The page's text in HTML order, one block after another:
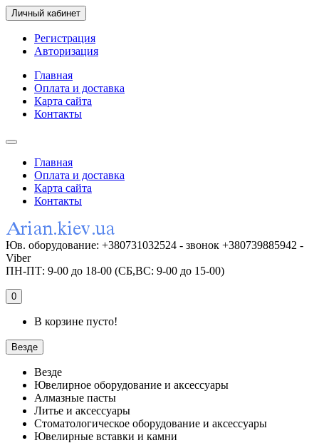
Личный кабинет
Регистрация
Авторизация
Главная
Оплата и доставка
Карта сайта
Контакты
Главная
Оплата и доставка
Карта сайта
Контакты
Юв. оборудование: +380731032524 - звонок +380739885942 -
Viber
ПН-ПТ: 9-00 до 18-00 (СБ,ВС: 9-00 до 15-00)
0
В корзине пусто!
Везде
Везде
Ювелирное оборудование и аксессуары
Алмазные пасты
Литье и аксессуары
Стоматологическое оборудование и аксессуары
Ювелирные вставки и камни